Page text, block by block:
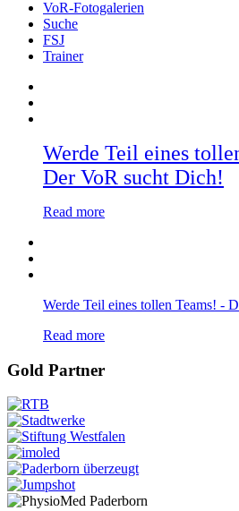
VoR-Fotogalerien
Suche
FSJ
Trainer
Werde Teil eines
Der VoR sucht Dich!
Read more
Werde Teil eines tollen Teams! -
Read more
Gold Partner